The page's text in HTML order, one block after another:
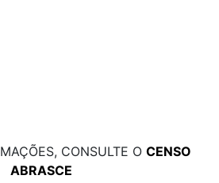
CONSULTE O CENSO
ABRASCE